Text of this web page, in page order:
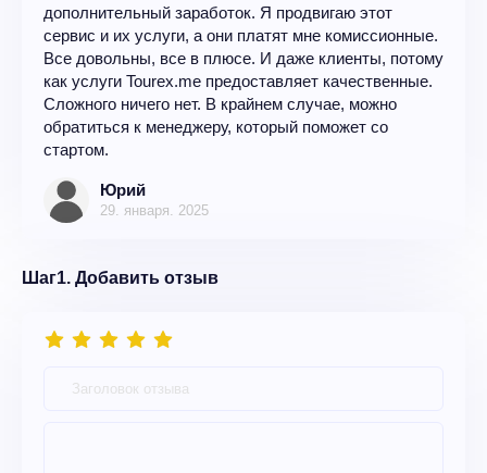
дополнительный заработок. Я продвигаю этот
сервис и их услуги, а они платят мне комиссионные.
Все довольны, все в плюсе. И даже клиенты, потому
как услуги Tourex.me предоставляет качественные.
Сложного ничего нет. В крайнем случае, можно
обратиться к менеджеру, который поможет со
стартом.
Юрий
29. января. 2025
Шаг1. Добавить отзыв